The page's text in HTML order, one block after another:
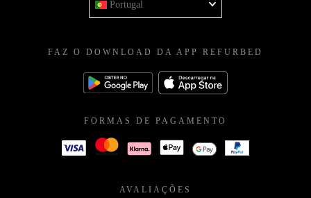
Portugal
FAZ O DOWNLOAD DA APP REFURBED
FORMAS DE PAGAMENTO
AVALIAÇÕES